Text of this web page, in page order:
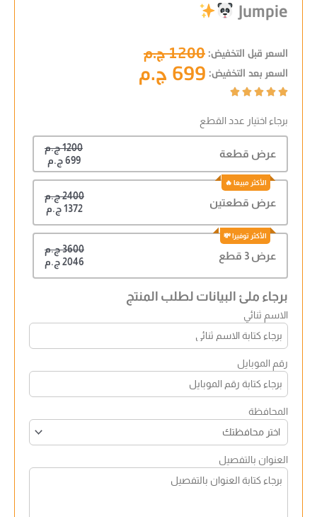
Jumpie
السعر قبل التخفيض: 1200 ج.م
السعر بعد التخفيض: 699 ج.م





برجاء اختيار عدد القطع
عرض قطعة
1200 ج.م
699 ج.م
عرض قطعتين
2400 ج.م
1372 ج.م
عرض 3 قطع
3600 ج.م
2046 ج.م
برجاء ملئ البيانات لطلب المنتج
الاسم ثنائي
رقم الموبايل
المحافظة
العنوان بالتفصيل